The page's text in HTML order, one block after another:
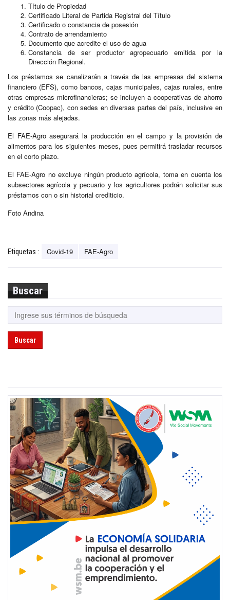
Título de Propiedad
Certificado Literal de Partida Registral del Título
Certificado o constancia de posesión
Contrato de arrendamiento
Documento que acredite el uso de agua
Constancia de ser productor agropecuario emitida por la
Dirección Regional.
Los préstamos se canalizarán a través de las empresas del sistema
financiero (EFS), como bancos, cajas municipales, cajas rurales, entre
otras empresas microfinancieras; se incluyen a cooperativas de ahorro
y crédito (Coopac), con sedes en diversas partes del país, inclusive en
las zonas más alejadas.
El FAE-Agro asegurará la producción en el campo y la provisión de
alimentos para los siguientes meses, pues permitirá trasladar recursos
en el corto plazo.
El FAE-Agro no excluye ningún producto agrícola, toma en cuenta los
subsectores agrícola y pecuario y los agricultores podrán solicitar sus
préstamos con o sin historial crediticio.
Foto Andina
Etiquetas : Covid-19 FAE-Agro
Buscar
Buscar